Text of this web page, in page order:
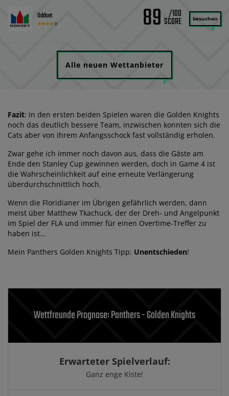
Oddset 89 /100 besuchen
Alle neuen Wettanbieter
Fazit: In den ersten beiden Spielen waren die Golden Knights
noch das deutlich bessere Team, inzwischen konnten sich die
Cats aber von ihrem Anfangsschock fast vollständig erholen.
Zwar gehe ich immer noch davon aus, dass die Gäste am
Ende den Stanley Cup gewinnen werden, doch in Game 4 ist
die Wahrscheinlichkeit auf eine erneute Verlängerung
überdurchschnittlich hoch.
Wenn die Floridianer im Übrigen gefährlich werden, dann
meist über Matthew Tkachuck, der der Dreh- und Angelpunkt
im Spiel der FLA und immer für einen Overtime-Treffer zu
haben ist…
Mein Panthers Golden Knights Tipp: Unentschieden!
Wettfreunde Prognose: Panthers - Golden Knights
Erwarteter Spielverlauf:
Ganz enge Kiste!